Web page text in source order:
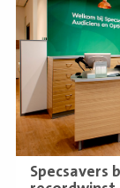
Specsavers